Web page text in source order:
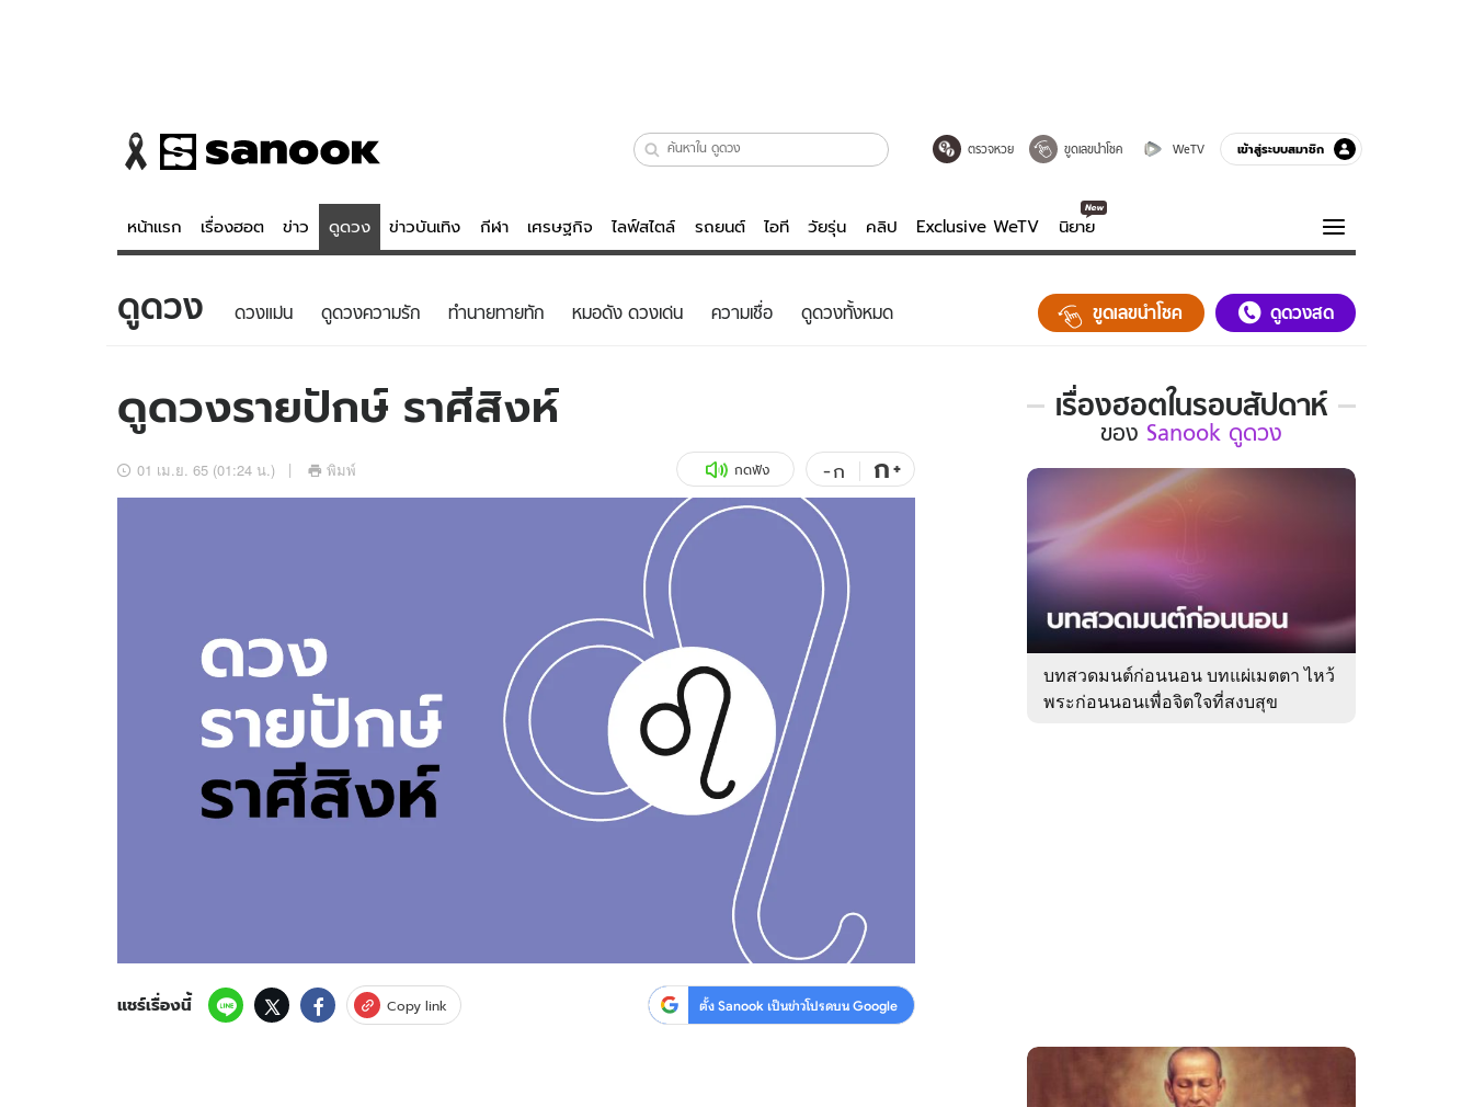
ตรวจหวย ขูดเลขนำโชค WeTV เข้าสู่ระบบสมาชิก
หน้าแรก เรื่องฮอต ข่าว ดูดวง ข่าวบันเทิง กีฬา เศรษฐกิจ ไลฟ์สไตล์ รถยนต์ ไอที วัยรุ่น คลิป Exclusive WeTV นิยาย
ข่าว
ข่าวบันเทิง
ดูดวง - ตรวจหวย
สถิติหวยไทย
ไลฟ์สไตล์
รถยนต์
สุขภาพ
เที่ยว-กิน
Tasteful Thailand
Sanook Choice
คลิป
พอดแคสต์
ความรู้รอบตัว
ฮาวทู
ดาวน์โหลดสนุกแอปฟรี ติดตามสนุกโซเชียลได้ที่
สงวนลิขสิทธิ์ ©2569บริษัท อิมเมจ ฟิวเจอร์ (ประเทศไทย) จำกัด
ดูดวง ดวงแม่น ดูดวงความรัก ทํานายทายทัก หมอดัง ดวงเด่น ความเชื่อ ดูดวงทั้งหมด ขูดเลขนำโชค ดูดวงสด
ดูดวงรายปักษ์ ราศีสิงห์
01 เม.ย. 65 (01:24 น.) พิมพ์ กดฟัง -ก ก+
แชร์เรื่องนี้ Copy link ตั้ง Sanook เป็นข่าวโปรดบน Google
เรื่องฮอตในรอบสัปดาห์
เรื่อง
ใน
รอบ
ของ
Sanook
ดูด
ของ Sanook ดูดวง
บทสวดมนต์ก่อนนอน บทแผ่เมตตา ไหว้
พระก่อนนอนเพื่อจิตใจที่สงบสุข